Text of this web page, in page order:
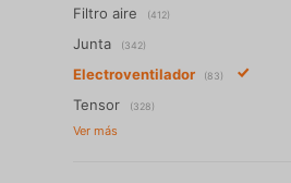
Filtro aire (412)
Junta (342)
Electroventilador (83)
Tensor (328)